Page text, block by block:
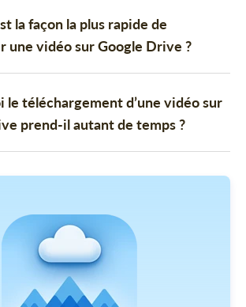
la façon la plus rapide de
une vidéo sur Google Drive ?
le téléchargement d’une vidéo sur
prend-il autant de temps ?